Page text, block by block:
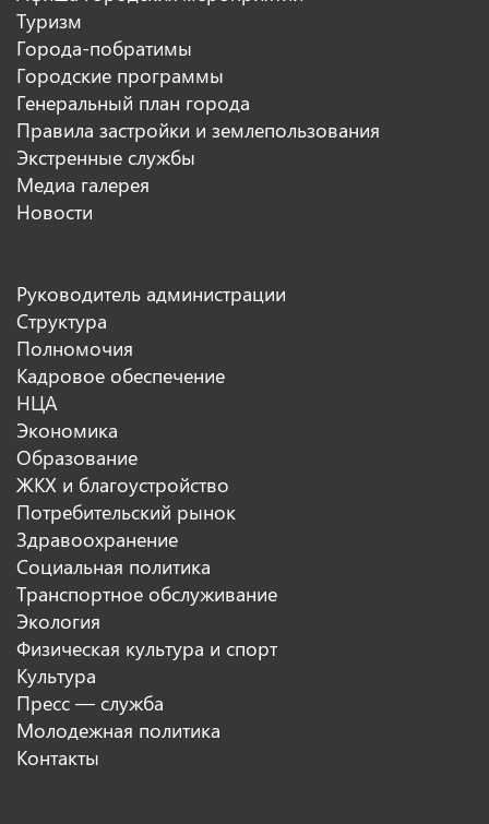
Туризм
Города-побратимы
Городские программы
Генеральный план города
Правила застройки и землепользования
Экстренные службы
Медиа галерея
Новости
Руководитель администрации
Структура
Полномочия
Кадровое обеспечение
НЦА
Экономика
Образование
ЖКХ и благоустройство
Потребительский рынок
Здравоохранение
Социальная политика
Транспортное обслуживание
Экология
Физическая культура и спорт
Культура
Пресс — служба
Молодежная политика
Контакты